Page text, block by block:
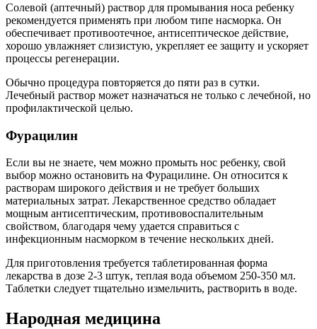
Солевой (аптечный) раствор для промывания носа ребенку
рекомендуется применять при любом типе насморка. Он
обеспечивает противоотечное, антисептическое действие,
хорошо увлажняет слизистую, укрепляет ее защиту и ускоряет
процессы регенерации.
Обычно процедура повторяется до пяти раз в сутки.
Лечебный раствор может назначаться не только с лечебной, но
профилактической целью.
Фурацилин
Если вы не знаете, чем можно промыть нос ребенку, свой
выбор можно остановить на Фурацилине. Он относится к
растворам широкого действия и не требует больших
материальных затрат. Лекарственное средство обладает
мощным антисептическим, противовоспалительным
свойством, благодаря чему удается справиться с
инфекционным насморком в течение нескольких дней.
Для приготовления требуется таблетированная форма
лекарства в дозе 2-3 штук, теплая вода объемом 250-350 мл.
Таблетки следует тщательно измельчить, растворить в воде.
Народная медицина